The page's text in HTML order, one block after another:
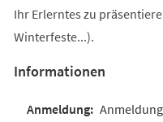
Ihr Erlerntes zu
Winterfeste...).
Informationen